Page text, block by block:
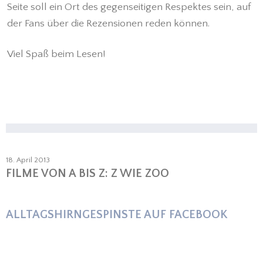
Seite soll ein Ort des gegenseitigen Respektes sein, auf
der Fans über die Rezensionen reden können.
Viel Spaß beim Lesen!
18. April 2013
FILME VON A BIS Z: Z WIE ZOO
ALLTAGSHIRNGESPINSTE AUF FACEBOOK